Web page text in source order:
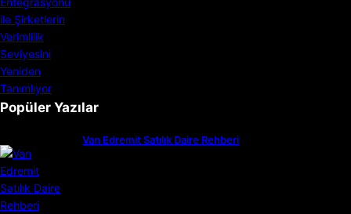
Popüler Yazılar
Van Edremit Satılık Daire Rehberi